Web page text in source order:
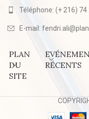
Téléphone: (+ 216) 74
E-mail:
PLAN
DU
SITE
RÉCENTS